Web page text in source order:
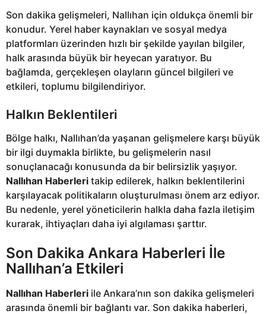
Son dakika gelişmeleri, Nallıhan için oldukça önemli bir
konudur. Yerel haber kaynakları ve sosyal medya
platformları üzerinden hızlı bir şekilde yayılan bilgiler,
halk arasında büyük bir heyecan yaratıyor. Bu
bağlamda, gerçekleşen olayların güncel bilgileri ve
etkileri, toplumu bilgilendiriyor.
Halkın Beklentileri
Bölge halkı, Nallıhan’da yaşanan gelişmelere karşı büyük
bir ilgi duymakla birlikte, bu gelişmelerin nasıl
sonuçlanacağı konusunda da bir belirsizlik yaşıyor.
Nallıhan Haberleri takip edilerek, halkın beklentilerini
karşılayacak politikaların oluşturulması önem arz ediyor.
Bu nedenle, yerel yöneticilerin halkla daha fazla iletişim
kurarak, ihtiyaçları daha iyi algılaması şarttır.
Son Dakika Ankara Haberleri İle
Nallıhan’a Etkileri
Nallıhan Haberleri ile Ankara’nın son dakika gelişmeleri
arasında önemli bir bağlantı var. Son dakika haberleri,